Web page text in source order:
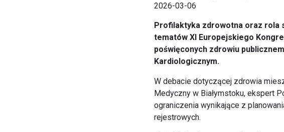
2026-03-06
Profilaktyka zdrowotna oraz rola
tematów XI Europejskiego
poświęconych zdrowiu
Kardiologicznym.
W debacie dotyczącej zdrowia
Medyczny w Białymstoku, ekspert
ograniczenia wynikające z
rejestrowych.